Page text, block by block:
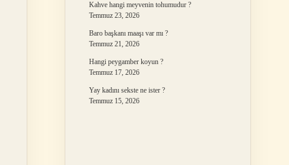
Kahve hangi meyvenin tohumudur ?
Temmuz 23, 2026
Baro başkanı maaşı var mı ?
Temmuz 21, 2026
Hangi peygamber koyun ?
Temmuz 17, 2026
Yay kadını sekste ne ister ?
Temmuz 15, 2026